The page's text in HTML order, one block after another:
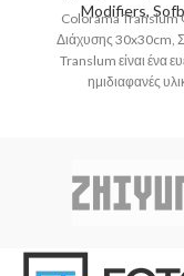
Modifiers,
Colorama Translum
Διάχυσης 30x30cm,
Translum είναι ένα
ημιδιαφανές